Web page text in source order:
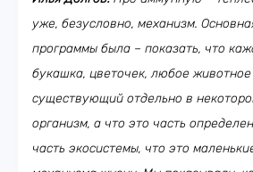
уже, безусловно, механизм.
программы была – показать, что
букашка, цветочек, любое
существующий отдельно в
организм, а что это часть
часть экосистемы, что это